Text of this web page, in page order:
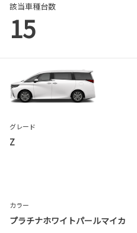
該当車種台数
15
グレード
Z
カラー
プラチナホワイトパールマイカ